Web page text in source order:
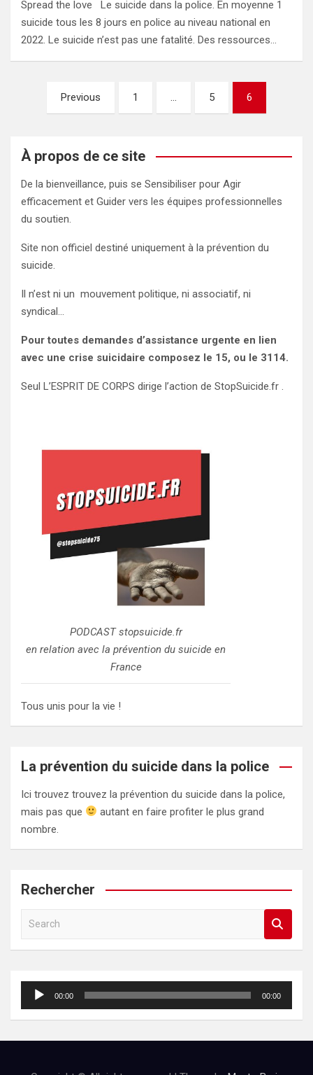
Spread the love Le suicide dans la police. En moyenne 1
suicide tous les 8 jours en police au niveau national en
2022. Le suicide n’est pas une fatalité. Des ressources…
Pagination
Previous 1 … 5 6
À propos de ce site
De la bienveillance, puis se Sensibiliser pour Agir
efficacement et Guider vers les équipes professionnelles
du soutien.
Site non officiel destiné uniquement à la prévention du
suicide.
Il n’est ni un mouvement politique, ni associatif, ni
syndical…
Pour toutes demandes d’assistance urgente en lien
avec une crise suicidaire composez le 15, ou le 3114.
Seul L’ESPRIT DE CORPS dirige l’action de StopSuicide.fr .
PODCAST stopsuicide.fr
en relation avec la prévention du suicide en
France
Tous unis pour la vie !
La prévention du suicide dans la police
Ici trouvez trouvez la prévention du suicide dans la police,
mais pas que
autant en faire profiter le plus grand
nombre.
Rechercher
a
Lecteur
audio
00:00 00:00